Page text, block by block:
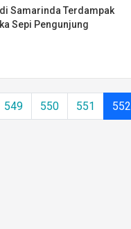
Samarinda Terdampak
Sepi Pengunjung
549 550 551 552